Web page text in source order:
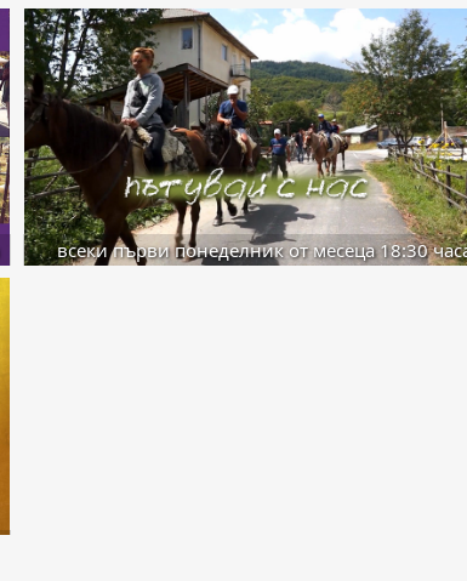
всеки първи понеделник от месеца 18:30